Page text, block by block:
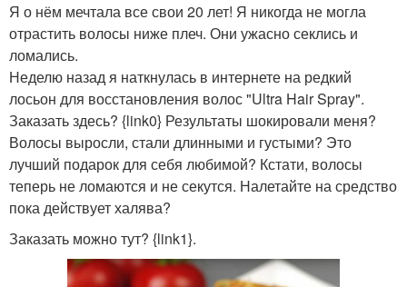
Я о нём мечтала все свои 20 лет! Я никогда не могла
отрастить волосы ниже плеч. Они ужасно секлись и
ломались.
Неделю назад я наткнулась в интернете на редкий
лосьон для восстановления волос "Ultra Hair Spray".
Заказать здесь? {link0} Результаты шокировали меня?
Волосы выросли, стали длинными и густыми? Это
лучший подарок для себя любимой? Кстати, волосы
теперь не ломаются и не секутся. Налетайте на средство
пока действует халява?
Заказать можно тут? {link1}.